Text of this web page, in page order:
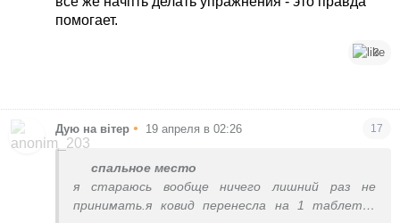
помогает.
3
Дую на вітер • 19 апреля в 02:26 17
спальное место
я стараюсь вообще ничего лишний раз не
принимать.я ковид перенесла на 1 таблетке